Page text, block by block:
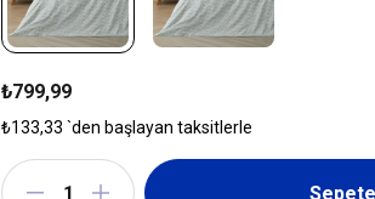
₺799,99
₺133,33 `den başlayan taksitlerle